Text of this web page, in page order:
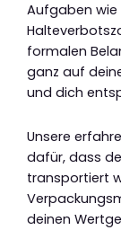
Aufgaben
formalen
ganz auf
und dich
Unsere
dafür, dass
transportiert
deinen